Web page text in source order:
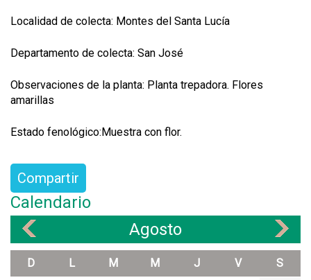
Localidad de colecta: Montes del Santa Lucía
Departamento de colecta: San José
Observaciones de la planta: Planta trepadora. Flores
amarillas
Estado fenológico:Muestra con flor.
Compartir
Calendario
Agosto
D L M M J V S